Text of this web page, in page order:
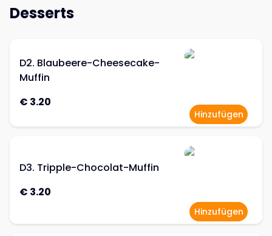
Desserts
D2. Blaubeere-Cheesecake-
Muffin
€ 3.20
Hinzufügen
D3. Tripple-Chocolat-Muffin
€ 3.20
Hinzufügen